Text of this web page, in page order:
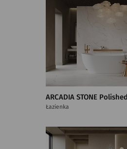
ARCADIA STONE Polished
Łazienka